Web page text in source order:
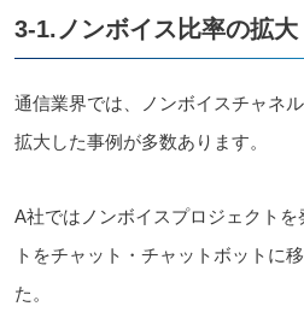
3-1.ノンボイス比率の拡大
通信業界では、ノンボイスチャネ
拡大した事例が多数あります。
A社ではノンボイスプロジェクト
トをチャット・チャットボットに
た。